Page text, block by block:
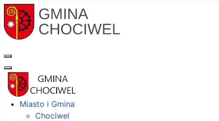
Miasto i Gmina
Chociwel